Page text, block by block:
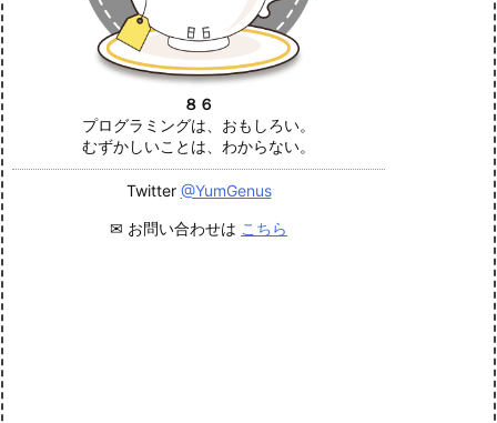
８６
プログラミングは、おもしろい。
むずかしいことは、わからない。
Twitter @YumGenus
✉ お問い合わせは こちら